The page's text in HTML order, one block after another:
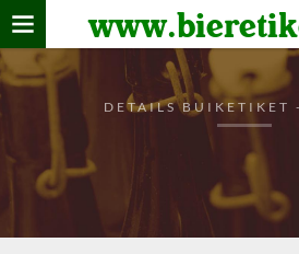
Home
verzamelen
De bierkaart
Bezoekers
DETAILS BUIKETIKET